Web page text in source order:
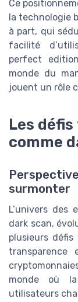
Ce
la technologie
à part, qui
facilité
perfect
monde du
jouent un rôle
Les
comme
surmonter
L’univers des
dark scan,
plusieurs
monde où
utilisateurs